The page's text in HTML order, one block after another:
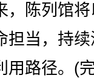
，陈列馆
担当，持
用路径。(